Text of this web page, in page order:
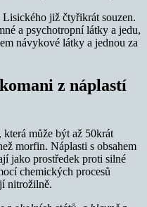
již čtyřikrát souzen.
a psychotropní látky a jedu,
návykové látky a jednou za
z náplastí
může být až 50krát
morfin. Náplasti s obsahem
jako prostředek proti silné
chemických procesů
nitrožilně.